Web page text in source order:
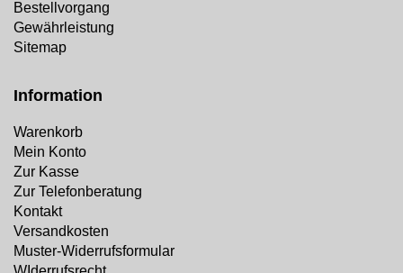
Bestellvorgang
Gewährleistung
Sitemap
Information
Warenkorb
Mein Konto
Zur Kasse
Zur Telefonberatung
Kontakt
Versandkosten
Muster-Widerrufsformular